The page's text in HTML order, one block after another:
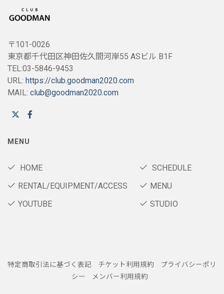
〒101-0026
東京都千代田区神田佐久間河岸55 ASビル B1F
TEL:03-5846-9453
URL: https://club.goodman2020.com
MAIL: club@goodman2020.com
MENU
HOME
SCHEDULE
RENTAL/EQUIPMENT/ACCESS
MENU
YOUTUBE
STUDIO
特定商取引法に基づく表記 チケット利用規約
プライバシーポリ
シー
メンバー利用規約